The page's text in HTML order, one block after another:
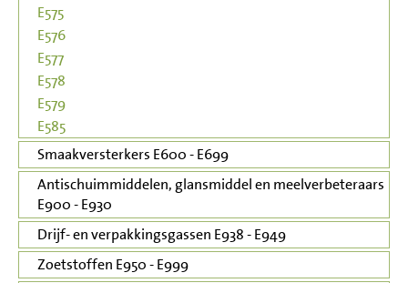
E575
E576
E577
E578
E579
E585
Smaakversterkers E600 - E699
Antischuimmiddelen, glansmiddel en meelverbeteraars
E900 - E930
Drijf- en verpakkingsgassen E938 - E949
Zoetstoffen E950 - E999